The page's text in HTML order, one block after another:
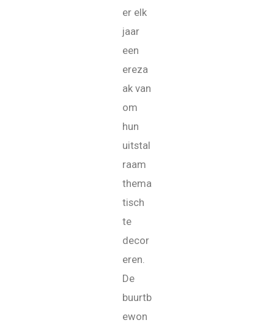
er elk
jaar
een
ereza
ak van
om
hun
uitstal
raam
thema
tisch
te
decor
eren.
De
buurtb
ewon